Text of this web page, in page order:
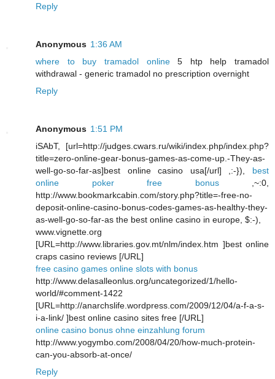
Reply
Anonymous 1:36 AM
where to buy tramadol online5 htp help tramadol
withdrawal - generic tramadol no prescription overnight
Reply
Anonymous 1:51 PM
iSAbT, [url=http://judges.cwars.ru/wiki/index.php/index.php?
title=zero-online-gear-bonus-games-as-come-up.-They-as-
well-go-so-far-as]best online casino usa[/url] ,:-}), best
online poker free bonus,~:0,
http://www.bookmarkcabin.com/story.php?title=-free-no-
deposit-online-casino-bonus-codes-games-as-healthy-they-
as-well-go-so-far-as the best online casino in europe, $:-),
www.vignette.org
[URL=http://www.libraries.gov.mt/nlm/index.htm ]best online
craps casino reviews [/URL]
free casino games online slots with bonus
http://www.delasalleonlus.org/uncategorized/1/hello-
world/#comment-1422
[URL=http://anarchslife.wordpress.com/2009/12/04/a-f-a-s-
i-a-link/ ]best online casino sites free [/URL]
online casino bonus ohne einzahlung forum
http://www.yogymbo.com/2008/04/20/how-much-protein-
can-you-absorb-at-once/
Reply